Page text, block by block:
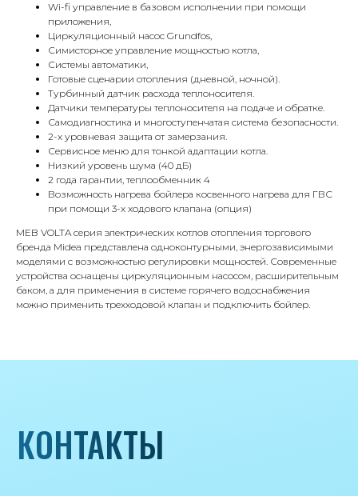
Wi-fi управление в базовом исполнении при помощи
приложения,
Циркуляционный насос Grundfos,
Симисторное управление мощностью котла,
Системы автоматики,
Готовые сценарии отопления (дневной, ночной).
Турбинный датчик расхода теплоносителя.
Датчики температуры теплоносителя на подаче и обратке.
Самодиагностика и многоступенчатая система безопасности.
2-х уровневая защита от замерзания.
Сервисное меню для тонкой адаптации котла.
Низкий уровень шума (40 дБ)
2 года гарантии, теплообменник 4
Возможность нагрева бойлера косвенного нагрева для ГВС
при помощи 3-х ходового клапана (опция)
MEB VOLTA серия электрических котлов отопления торгового
бренда Midea представлена одноконтурными, энергозависимыми
моделями с возможностью регулировки мощностей. Современные
устройства оснащены циркуляционным насосом, расширительным
баком, а для применения в системе горячего водоснабжения
можно применить трехходовой клапан и подключить бойлер.
Адрес
Г.Москва Волоколамское шоссе,
71/22к2
Пн-вс с 9:00 до 18:00
8 495 233-79-79
8 985 233-79-79
КОНТАКТЫ